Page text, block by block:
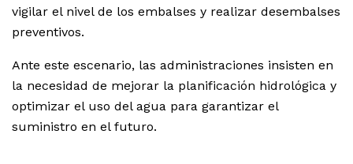
vigilar el nivel de los embalses y realizar desembalses
preventivos.
Ante este escenario, las administraciones insisten en
la necesidad de mejorar la planificación hidrológica y
optimizar el uso del agua para garantizar el
suministro en el futuro.